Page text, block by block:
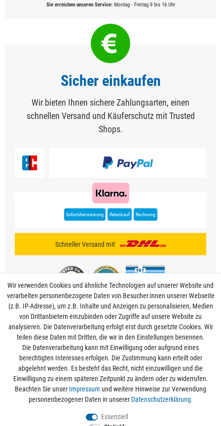
Sie erreichen unseren Service:Montag - Freitag 9 bis 16 Uhr
Sicher einkaufen
Wir bieten Ihnen sichere Zahlungsarten, einen
schnellen Versand und Käuferschutz mit Trusted
Shops.
Sofortüberweisung Ratenkauf Rechnung
Schneller Versand mit
Mein Konto
Informationen
Rechtliche Angaben
Wir verwenden Cookies und ähnliche Technologien auf unserer Website und
verarbeiten personenbezogene Daten von Besucher:innen unserer Webseite
(z.B. IP-Adresse), um z.B. Inhalte und Anzeigen zu personalisieren, Medien
von Drittanbietern einzubinden oder Zugriffe auf unsere Website zu
analysieren. Die Datenverarbeitung erfolgt erst durch gesetzte Cookies. Wir
teilen diese Daten mit Dritten, die wir in den Einstellungen benennen.
Die Datenverarbeitung kann mit Einwilligung oder aufgrund eines
berechtigten Interesses erfolgen. Die Zustimmung kann erteilt oder
abgelehnt werden. Es besteht das Recht, nicht einzuwilligen und die
Einwilligung zu einem späteren Zeitpunkt zu ändern oder zu widerrufen.
Beachten Sie unser Impressum und weitere Hinweise zur Verwendung
personenbezogener Daten in unserer Daten­schutz­erklärung.
Essenziell